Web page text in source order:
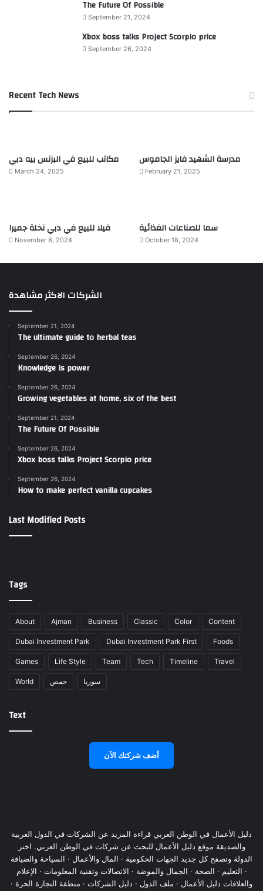
The Future Of Possible
September 21, 2024
Xbox boss talks Project Scorpio price
September 26, 2024
Recent Tech News
مكاتب للبيع في البزنس بيه دبي
March 24, 2025
مدرسة الشهيد فايز الجاموس
February 21, 2025
فيلا للبيع في دبي نخلة جميرا
November 8, 2024
سما للصناعات الغذائية
October 18, 2024
الشركات الاكثر مشاهدة
September 21, 2024
The ultimate guide to herbal teas
September 26, 2024
Knowledge is power
September 26, 2024
Growing vegetables at home, six of the best
September 21, 2024
The Future Of Possible
September 26, 2024
Xbox boss talks Project Scorpio price
September 26, 2024
How to make perfect vanilla cupcakes
Last Modified Posts
Tags
About Ajman Business Classic Color Content
Dubai Investment Park Dubai Investment Park First Foods
Games Life Style Team Tech Timeline Travel
World حمص سوريا
Text
أضف شركتك الآن
دليل الأعمال في الوطن العربي قراءة المزيد عن الشركات في الدول العربية
والصديقة موقع دليل الأعمال للبحث عن شركات في الوطن العربي. اختر
الدولة وتصفح كل جديد الجهات الحكومية · المال والأعمال · السياحة والضيافة
· التعليم · الصحة · الجمال والموضة · الاتصالات وتقنية المعلومات · الإعلام
والعلاقات دليل الأعمال · ملف الدول · دليل الشركات · منطقة التجارة الحرة ·